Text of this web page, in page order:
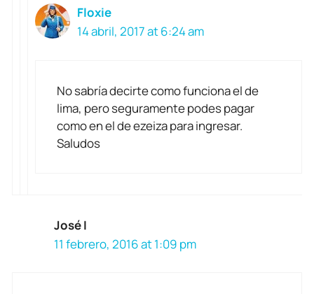
Floxie
14 abril, 2017 at 6:24 am
No sabría decirte como funciona el de
lima, pero seguramente podes pagar
como en el de ezeiza para ingresar.
Saludos
José I
11 febrero, 2016 at 1:09 pm